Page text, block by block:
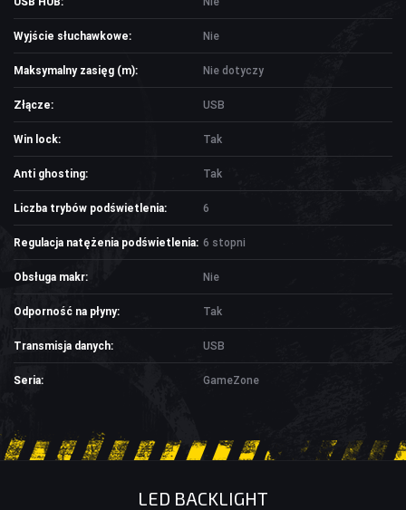
Wyjście słuchawkowe: Nie
Maksymalny zasięg (m): Nie dotyczy
Złącze: USB
Win lock: Tak
Anti ghosting: Tak
Liczba trybów podświetlenia: 6
Regulacja natężenia podświetlenia: 6 stopni
Obsługa makr: Nie
Odporność na płyny: Tak
Transmisja danych: USB
Seria: GameZone
LED BACKLIGHT